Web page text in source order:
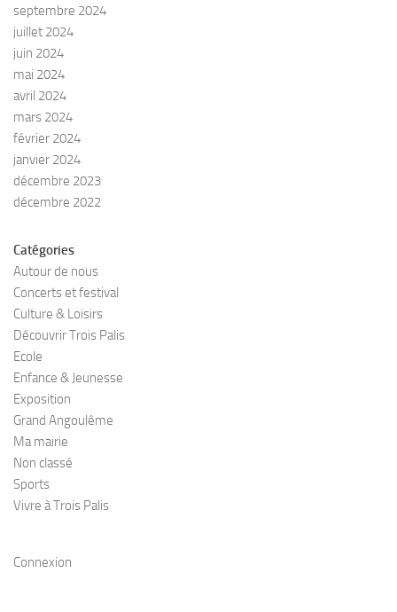
septembre 2024
juillet 2024
juin 2024
mai 2024
avril 2024
mars 2024
février 2024
janvier 2024
décembre 2023
décembre 2022
Catégories
Autour de nous
Concerts et festival
Culture & Loisirs
Découvrir Trois Palis
Ecole
Enfance & Jeunesse
Exposition
Grand Angoulême
Ma mairie
Non classé
Sports
Vivre à Trois Palis
Connexion